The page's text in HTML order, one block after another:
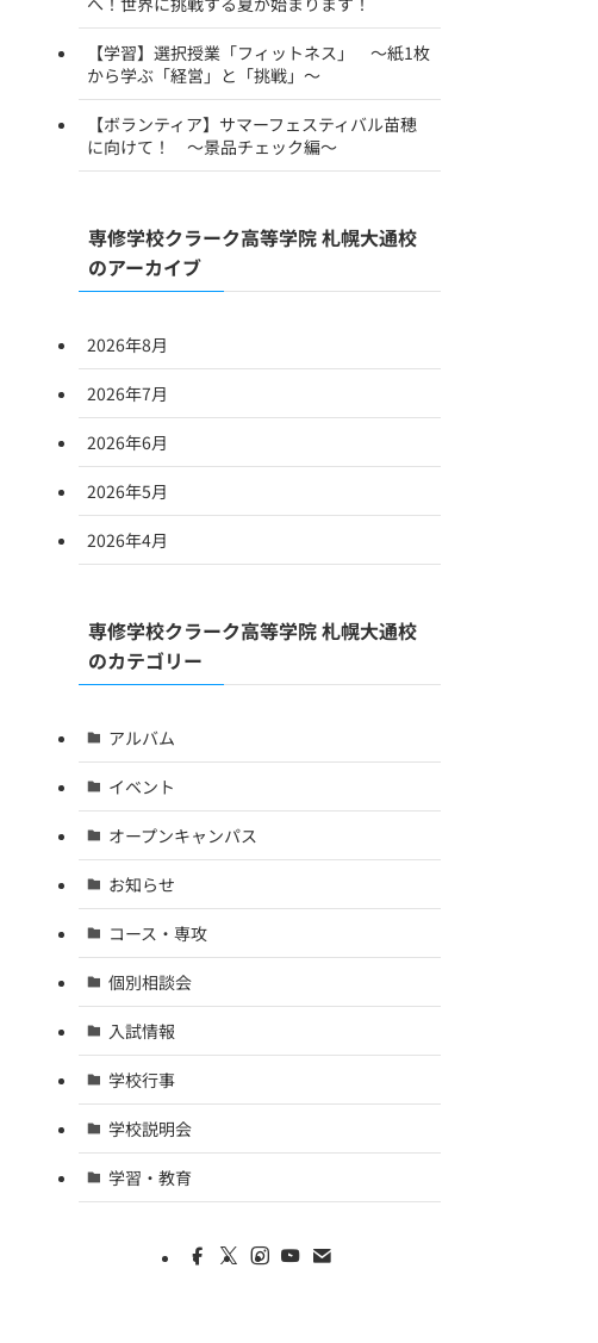
【学習】選択授業「フィットネス」 ～紙1枚
から学ぶ「経営」と「挑戦」～
【ボランティア】サマーフェスティバル苗穂
に向けて！ ～景品チェック編～
専修学校クラーク高等学院 札幌大通校
のアーカイブ
2026年8月
2026年7月
2026年6月
2026年5月
2026年4月
専修学校クラーク高等学院 札幌大通校
のカテゴリー
アルバム
イベント
オープンキャンパス
お知らせ
コース・専攻
個別相談会
入試情報
学校行事
学校説明会
学習・教育